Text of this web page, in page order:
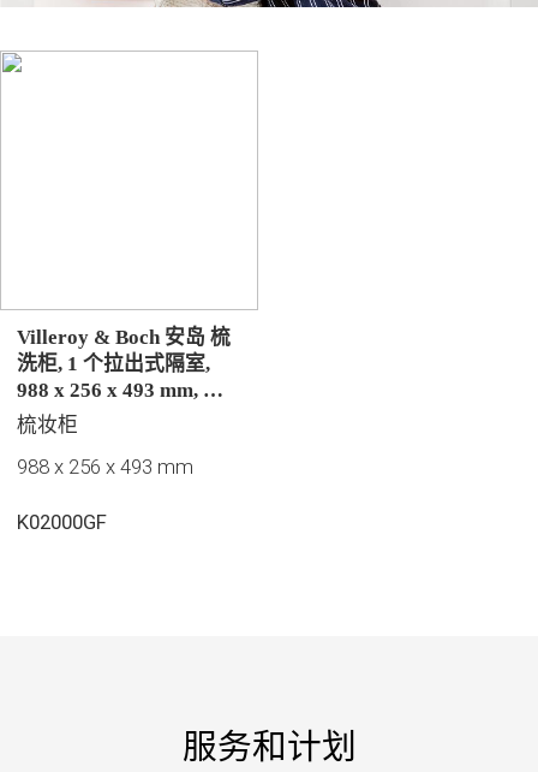
Villeroy & Boch 安岛 梳
洗柜, 1 个拉出式隔室,
988 x 256 x 493 mm, 正
面，无质地的纹理, 白色
梳妆柜
988 x 256 x 493 mm
K02000GF
服务和计划